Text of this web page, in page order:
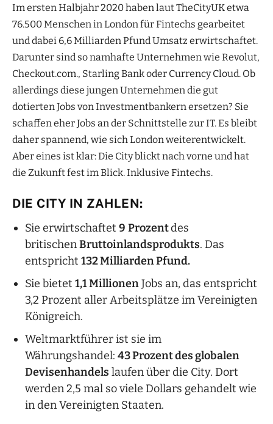
Im ersten Halbjahr 2020 haben laut TheCityUK etwa
76.500 Menschen in London für Fintechs gearbeitet
und dabei 6,6 Milliarden Pfund Umsatz erwirtschaftet.
Darunter sind so namhafte Unternehmen wie Revolut,
Checkout.com., Starling Bank oder Currency Cloud. Ob
allerdings diese jungen Unternehmen die gut
dotierten Jobs von Investmentbankern ersetzen? Sie
schaffen eher Jobs an der Schnittstelle zur IT. Es bleibt
daher spannend, wie sich London weiterentwickelt.
Aber eines ist klar: Die City blickt nach vorne und hat
die Zukunft fest im Blick. Inklusive Fintechs.
DIE CITY IN ZAHLEN:
Sie erwirtschaftet 9 Prozentdes
britischenBruttoinlandsprodukts. Das
entspricht 132 Milliarden Pfund.
Sie bietet 1,1 MillionenJobs an, das entspricht
3,2 Prozent aller Arbeitsplätze im Vereinigten
Königreich.
Weltmarktführer ist sie im
Währungshandel: 43 Prozent des globalen
Devisenhandels laufen über die City. Dort
werden 2,5 mal so viele Dollars gehandelt wie
in den Vereinigten Staaten.